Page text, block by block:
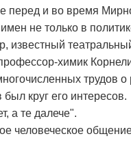
и во время
не только в
химик
трудов о
был круг его интересов.
а те далече".
человеческое